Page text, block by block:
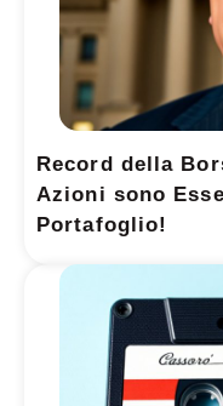
Record della
Azioni sono
Portafoglio!